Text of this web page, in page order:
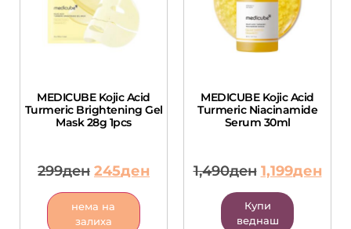
MEDICUBE Kojic Acid
Turmeric Brightening Gel
Mask 28g 1pcs
299ден 245ден
нема на
залиха
MEDICUBE Kojic Acid
Turmeric Niacinamide
Serum 30ml
1,490ден 1,199ден
Купи
веднаш